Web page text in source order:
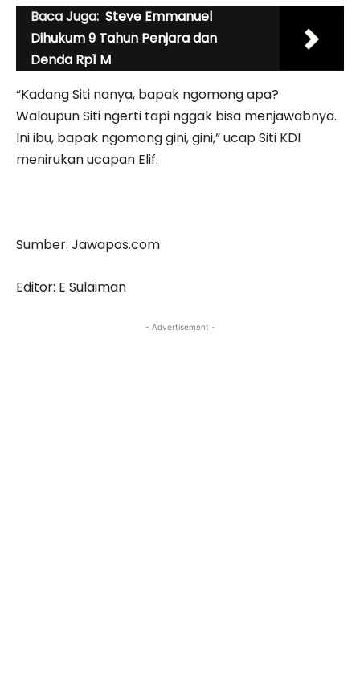
Baca Juga: Steve Emmanuel
Dihukum 9 Tahun Penjara dan
Denda Rp1 M
“Kadang Siti nanya, bapak ngomong apa?
Walaupun Siti ngerti tapi nggak bisa menjawabnya.
Ini ibu, bapak ngomong gini, gini,” ucap Siti KDI
menirukan ucapan Elif.
Sumber: Jawapos.com
Editor: E Sulaiman
- Advertisement -